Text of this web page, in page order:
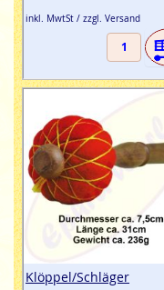
inkl. MwtSt / zzgl. Versand
Klöppel/Schläger